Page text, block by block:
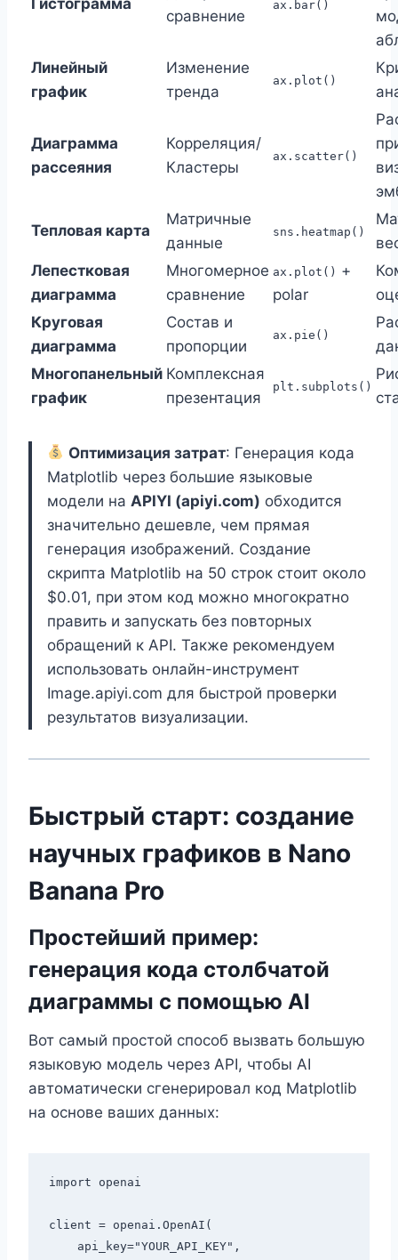
сравнение
ax.bar()
Линейный
график
Изменение
тренда
ax.plot()
Диаграмма
рассеяния
Корреляция/
Кластеры
ax.scatter()
Тепловая карта
Матричные
данные
sns.heatmap()
Лепестковая
диаграмма
Многомерное
сравнение
ax.plot() +
polar
Круговая
диаграмма
Состав и
пропорции
ax.pie()
Многопанельный
график
Комплексная
презентация
plt.subplots()
Оптимизация затрат: Генерация кода
Matplotlib через большие языковые
модели на APIYI (apiyi.com) обходится
значительно дешевле, чем прямая
генерация изображений. Создание
скрипта Matplotlib на 50 строк стоит около
$0.01, при этом код можно многократно
править и запускать без повторных
обращений к API. Также рекомендуем
использовать онлайн-инструмент
Image.apiyi.com для быстрой проверки
результатов визуализации.
Быстрый старт: создание
научных графиков в Nano
Banana Pro
Простейший пример:
генерация кода столбчатой
диаграммы с помощью AI
Вот самый простой способ вызвать большую
языковую модель через API, чтобы AI
автоматически сгенерировал код Matplotlib
на основе ваших данных:
import openai
client = openai.OpenAI(